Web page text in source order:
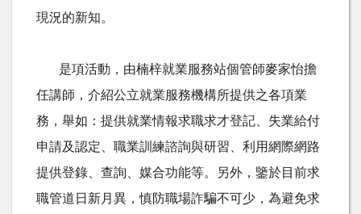
現況的新知。
是項活動，由楠梓就業服務站個管師麥家怡擔
任講師，介紹公立就業服務機構所提供之各項業
務，舉如：提供就業情報求職求才登記、失業給付
申請及認定、職業訓練諮詢與研習、利用網際網路
提供登錄、查詢、媒合功能等。另外，鑒於目前求
職管道日新月異，慎防職場詐騙不可少，為避免求